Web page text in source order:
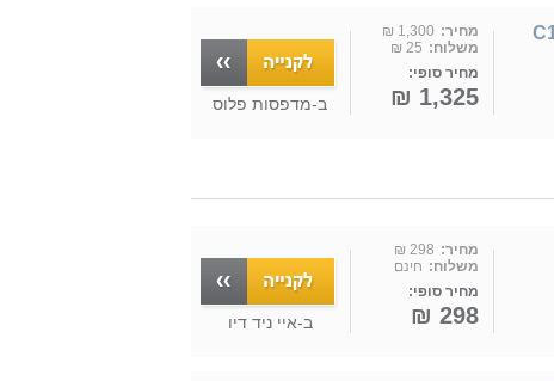
מחיר: 1,300 ₪
משלוח: 25 ₪
מחיר סופי:
1,325 ₪ ב-מדפסות פלוס
מחיר: 298 ₪
משלוח: חינם
מחיר סופי:
298 ₪ ב-איי ניד דיו